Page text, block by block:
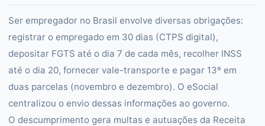
Ser empregador no Brasil envolve diversas obrigações:
registrar o empregado em 30 dias (CTPS digital),
depositar FGTS até o dia 7 de cada mês, recolher INSS
até o dia 20, fornecer vale-transporte e pagar 13º em
duas parcelas (novembro e dezembro). O eSocial
centralizou o envio dessas informações ao governo.
O descumprimento gera multas e autuações da Receita